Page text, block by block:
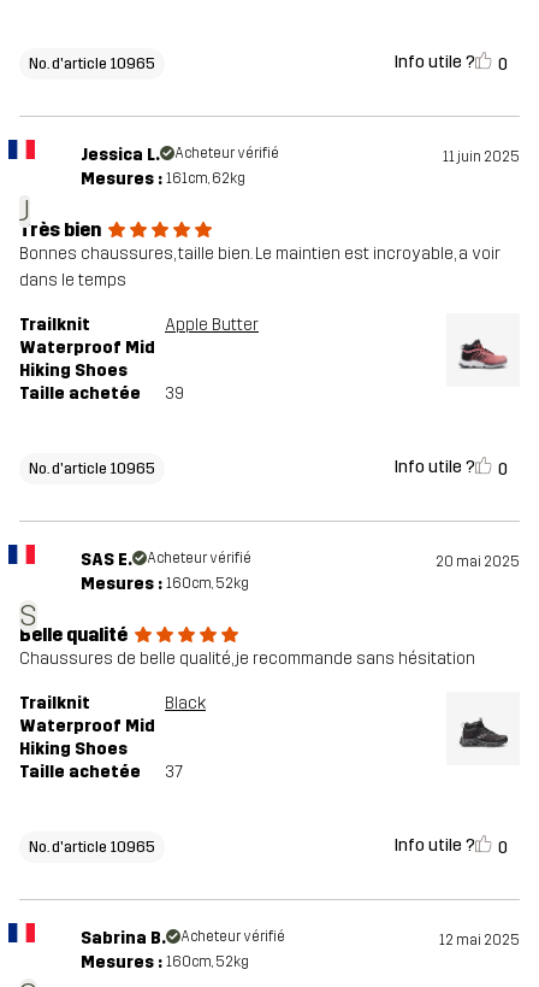
No. d'article 10965 Info utile ? 0
J
Jessica L. Acheteur vérifié 11 juin 2025
Mesures : 161cm, 62kg
Très bien
Bonnes chaussures, taille bien. Le maintien est incroyable, a voir
dans le temps
Trailknit
Waterproof Mid
Hiking Shoes
Apple Butter
Taille achetée 39
No. d'article 10965 Info utile ? 0
S
SAS E. Acheteur vérifié 20 mai 2025
Mesures : 160cm, 52kg
Belle qualité
Chaussures de belle qualité, je recommande sans hésitation
Trailknit
Waterproof Mid
Hiking Shoes
Black
Taille achetée 37
No. d'article 10965 Info utile ? 0
Sabrina B. Acheteur vérifié 12 mai 2025
Mesures : 160cm, 52kg